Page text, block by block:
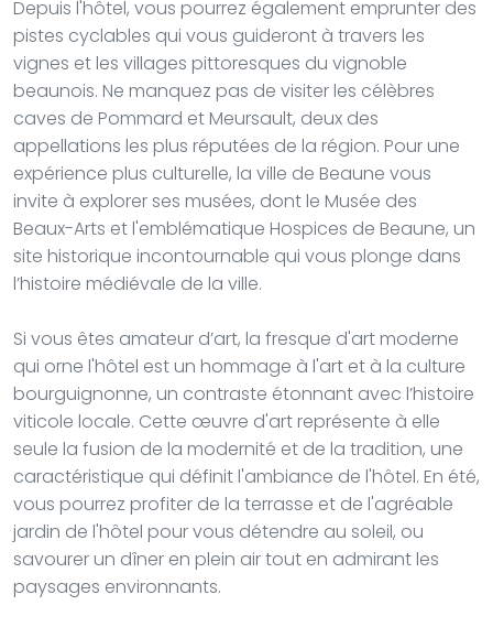
Depuis l'hôtel, vous pourrez également emprunter des
pistes cyclables qui vous guideront à travers les
vignes et les villages pittoresques du vignoble
beaunois. Ne manquez pas de visiter les célèbres
caves de Pommard et Meursault, deux des
appellations les plus réputées de la région. Pour une
expérience plus culturelle, la ville de Beaune vous
invite à explorer ses musées, dont le Musée des
Beaux-Arts et l'emblématique Hospices de Beaune, un
site historique incontournable qui vous plonge dans
l’histoire médiévale de la ville.
Si vous êtes amateur d’art, la fresque d'art moderne
qui orne l'hôtel est un hommage à l'art et à la culture
bourguignonne, un contraste étonnant avec l’histoire
viticole locale. Cette œuvre d'art représente à elle
seule la fusion de la modernité et de la tradition, une
caractéristique qui définit l'ambiance de l'hôtel. En été,
vous pourrez profiter de la terrasse et de l'agréable
jardin de l'hôtel pour vous détendre au soleil, ou
savourer un dîner en plein air tout en admirant les
paysages environnants.